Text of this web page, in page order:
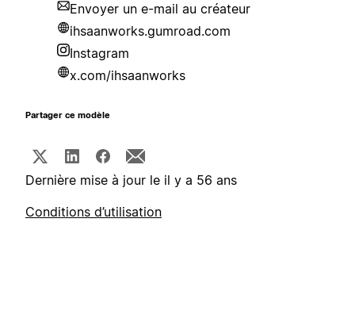
Envoyer un e-mail au créateur
ihsaanworks.gumroad.com
Instagram
x.com/ihsaanworks
Partager ce modèle
Dernière mise à jour le il y a 56 ans
Conditions d’utilisation